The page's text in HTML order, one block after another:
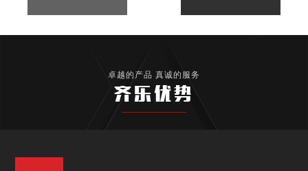
卓越的产品 真诚的服务
齐乐优势